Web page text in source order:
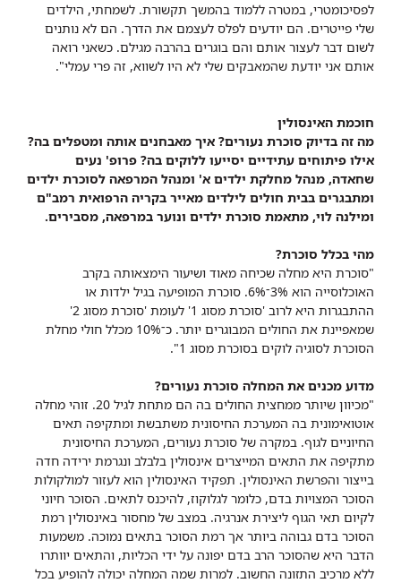
לפסיכומטרי, במטרה ללמוד בהמשך תקשורת. לשמחתי, הילדים
שלי פייטרים. הם יודעים לפלס לעצמם את הדרך. הם לא נותנים
לשום דבר לעצור אותם והם בוגרים בהרבה מגילם. כשאני רואה
אותם אני יודעת שהמאבקים שלי לא היו לשווא, זה פרי עמלי".
חוכמת האינסולין
מה זה בדיוק סוכרת נעורים? איך מאבחנים אותה ומטפלים בה?
אילו פיתוחים עתידיים יסייעו ללוקים בה? פרופ' נעים
שחאדה, מנהל מחלקת ילדים א' ומנהל המרפאה לסוכרת ילדים
ומתבגרים בבית חולים לילדים מאייר בקריה הרפואית רמב"ם
ומילנה לוי, מתאמת סוכרת ילדים ונוער במרפאה, מסבירים.
מהי בכלל סוכרת?
"סוכרת היא מחלה שכיחה מאוד ושיעור הימצאותה בקרב
האוכלוסייה הוא 3%־6%. סוכרת המופיעה בגיל ילדות או
ההתבגרות היא לרוב 'סוכרת מסוג 1' לעומת 'סוכרת מסוג 2'
שמאפיינת את החולים המבוגרים יותר. כ־10% מכלל חולי מחלת
הסוכרת לסוגיה לוקים בסוכרת מסוג 1".
מדוע מכנים את המחלה סוכרת נעורים?
"מכיוון שיותר ממחצית החולים בה הם מתחת לגיל 20. זוהי מחלה
אוטואימונית בה המערכת החיסונית משתבשת ומתקיפה תאים
החיוניים לגוף. במקרה של סוכרת נעורים, המערכת החיסונית
מתקיפה את התאים המייצרים אינסולין בלבלב ונגרמת ירידה חדה
בייצור והפרשת האינסולין. תפקיד האינסולין הוא לעזור למולקולות
הסוכר המצויות בדם, כלומר לגלוקוז, להיכנס לתאים. הסוכר חיוני
לקיום תאי הגוף ליצירת אנרגיה. במצב של מחסור באינסולין רמת
הסוכר בדם גבוהה ביותר אך רמת הסוכר בתאים נמוכה. משמעות
הדבר היא שהסוכר הרב בדם יפונה על ידי הכליות, והתאים יוותרו
ללא מרכיב התזונה החשוב. למרות שמה המחלה יכולה להופיע בכל